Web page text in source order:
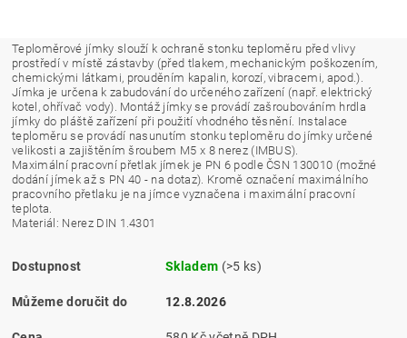
Teploměrové jímky slouží k ochraně stonku teploměru před vlivy
prostředí v místě zástavby (před tlakem, mechanickým poškozením,
chemickými látkami, prouděním kapalin, korozí, vibracemi, apod.).
Jímka je určena k zabudování do určeného zařízení (např. elektrický
kotel, ohřívač vody). Montáž jímky se provádí zašroubováním hrdla
jímky do pláště zařízení při použití vhodného těsnění. Instalace
teploměru se provádí nasunutím stonku teploměru do jímky určené
velikosti a zajištěním šroubem M5 x 8 nerez (IMBUS).
Maximální pracovní přetlak jímek je PN 6 podle ČSN 130010 (možné
dodání jímek až s PN 40 - na dotaz). Kromě označení maximálního
pracovního přetlaku je na jímce vyznačena i maximální pracovní
teplota.
Materiál: Nerez DIN 1.4301
Dostupnost Skladem (>5 ks)
Můžeme doručit do 12.8.2026